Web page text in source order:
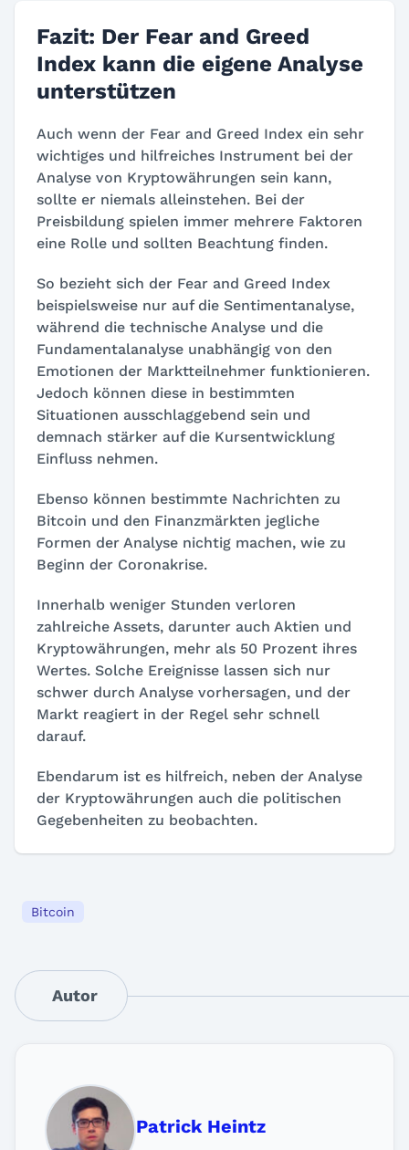
Fazit: Der Fear and Greed
Index kann die eigene Analyse
unterstützen
Auch wenn der Fear and Greed Index ein sehr
wichtiges und hilfreiches Instrument bei der
Analyse von Kryptowährungen sein kann,
sollte er niemals alleinstehen. Bei der
Preisbildung spielen immer mehrere Faktoren
eine Rolle und sollten Beachtung finden.
So bezieht sich der Fear and Greed Index
beispielsweise nur auf die Sentimentanalyse,
während die technische Analyse und die
Fundamentalanalyse unabhängig von den
Emotionen der Marktteilnehmer funktionieren.
Jedoch können diese in bestimmten
Situationen ausschlaggebend sein und
demnach stärker auf die Kursentwicklung
Einfluss nehmen.
Ebenso können bestimmte Nachrichten zu
Bitcoin und den Finanzmärkten jegliche
Formen der Analyse nichtig machen, wie zu
Beginn der Coronakrise.
Innerhalb weniger Stunden verloren
zahlreiche Assets, darunter auch Aktien und
Kryptowährungen, mehr als 50 Prozent ihres
Wertes. Solche Ereignisse lassen sich nur
schwer durch Analyse vorhersagen, und der
Markt reagiert in der Regel sehr schnell
darauf.
Ebendarum ist es hilfreich, neben der Analyse
der Kryptowährungen auch die politischen
Gegebenheiten zu beobachten.
Bitcoin
Autor
Patrick Heintz